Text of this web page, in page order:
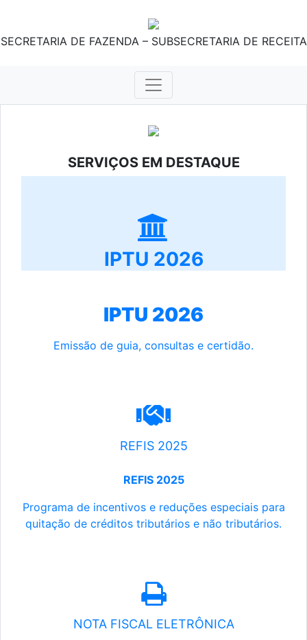
SECRETARIA DE FAZENDA – SUBSECRETARIA DE RECEITA
SERVIÇOS EM DESTAQUE
IPTU 2026
IPTU 2026
Emissão de guia, consultas e certidão.
REFIS 2025
REFIS 2025
Programa de incentivos e reduções especiais para
quitação de créditos tributários e não tributários.
NOTA FISCAL ELETRÔNICA